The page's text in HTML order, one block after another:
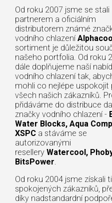
Od roku 2007 jsme se stali
partnerem a oficiálním
distributorem známé
vodního chlazení
sortiment je důležitou
našeho portfolia. Od roku
dále doplňujeme naší
vodního chlazení tak,
mohli co nejlépe uspokojit
všech našich zákazníků.
přidáváme do distribuce
značky vodního chlazení -
Water Blocks, Aqua
XSPC a stáváme se
autorizovanými
resellery Watercool,
BitsPower.
Od roku 2004 jsme získali
spokojených zákazníků,
díky nadstandardní